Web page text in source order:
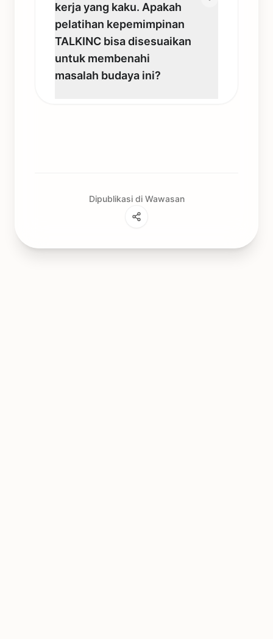
kerja yang kaku. Apakah
pelatihan kepemimpinan
TALKINC bisa disesuaikan
untuk membenahi
masalah budaya ini?
Dipublikasi di Wawasan